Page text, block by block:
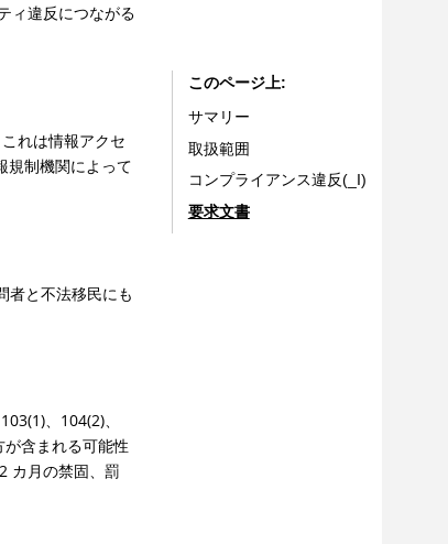
ィ違反につながる
れは情報アクセ
規制機関によって
者と不法移民にも
、104(2)、
含まれる可能性
カ月の禁固、罰
このページ上
サマリー
取扱範囲
コンプライアンス違反(_I)
要求文書